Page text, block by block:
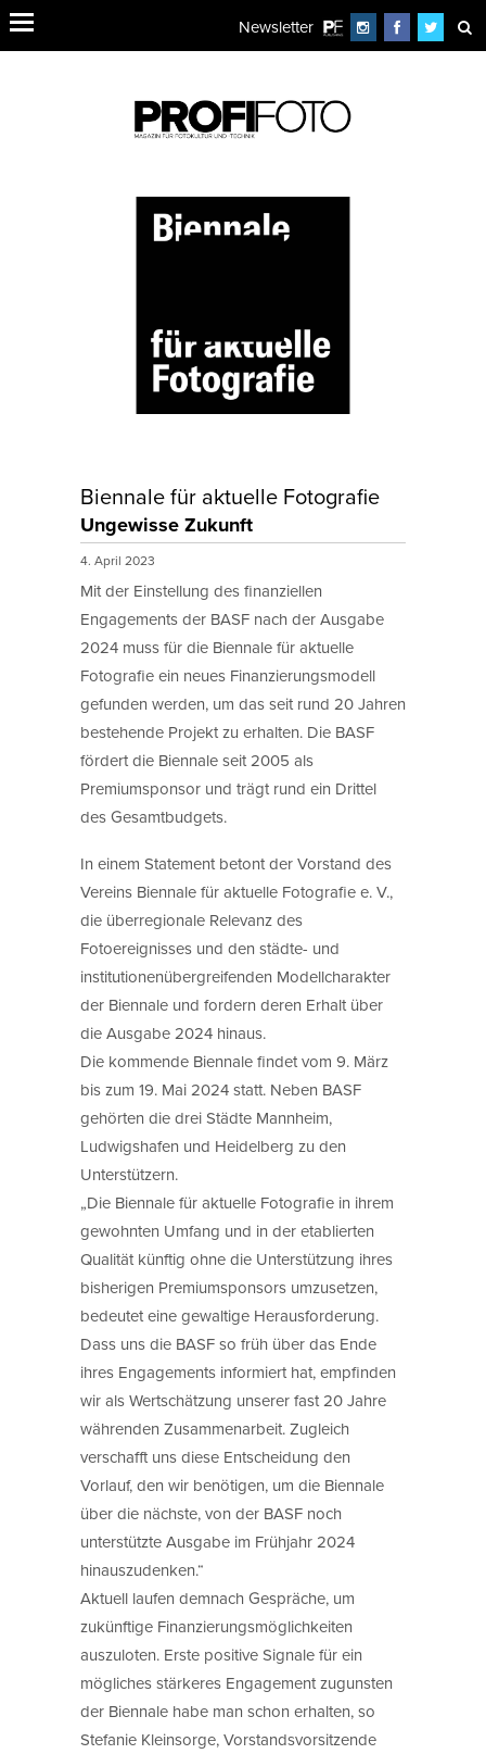
Newsletter
Biennale für aktuelle Fotografie
Ungewisse Zukunft
4. April 2023
Mit der Einstellung des finanziellen
Engagements der BASF nach der Ausgabe
2024 muss für die Biennale für aktuelle
Fotografie ein neues Finanzierungsmodell
gefunden werden, um das seit rund 20 Jahren
bestehende Projekt zu erhalten. Die BASF
fördert die Biennale seit 2005 als
Premiumsponsor und trägt rund ein Drittel
des Gesamtbudgets.
In einem Statement betont der Vorstand des
Vereins Biennale für aktuelle Fotografie e. V.,
die überregionale Relevanz des
Fotoereignisses und den städte- und
institutionenübergreifenden Modellcharakter
der Biennale und fordern deren Erhalt über
die Ausgabe 2024 hinaus.
Die kommende Biennale findet vom 9. März
bis zum 19. Mai 2024 statt. Neben BASF
gehörten die drei Städte Mannheim,
Ludwigshafen und Heidelberg zu den
Unterstützern.
„Die Biennale für aktuelle Fotografie in ihrem
gewohnten Umfang und in der etablierten
Qualität künftig ohne die Unterstützung ihres
bisherigen Premiumsponsors umzusetzen,
bedeutet eine gewaltige Herausforderung.
Dass uns die BASF so früh über das Ende
ihres Engagements informiert hat, empfinden
wir als Wertschätzung unserer fast 20 Jahre
währenden Zusammenarbeit. Zugleich
verschafft uns diese Entscheidung den
Vorlauf, den wir benötigen, um die Biennale
über die nächste, von der BASF noch
unterstützte Ausgabe im Frühjahr 2024
hinauszudenken.“
Aktuell laufen demnach Gespräche, um
zukünftige Finanzierungsmöglichkeiten
auszuloten. Erste positive Signale für ein
mögliches stärkeres Engagement zugunsten
der Biennale habe man schon erhalten, so
Stefanie Kleinsorge, Vorstandsvorsitzende